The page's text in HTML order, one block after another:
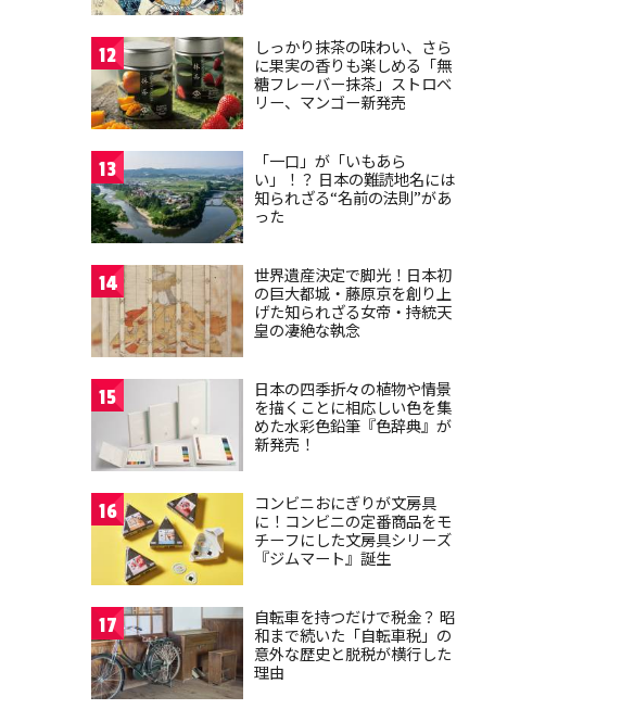
12
しっかり抹茶の味わい、さら
に果実の香りも楽しめる「無
糖フレーバー抹茶」ストロベ
リー、マンゴー新発売
13
「一口」が「いもあら
い」！？ 日本の難読地名には
知られざる“名前の法則”があ
った
14
世界遺産決定で脚光！日本初
の巨大都城・藤原京を創り上
げた知られざる女帝・持統天
皇の凄絶な執念
15
日本の四季折々の植物や情景
を描くことに相応しい色を集
めた水彩色鉛筆『色辞典』が
新発売！
16
コンビニおにぎりが文房具
に！コンビニの定番商品をモ
チーフにした文房具シリーズ
『ジムマート』誕生
17
自転車を持つだけで税金？ 昭
和まで続いた「自転車税」の
意外な歴史と脱税が横行した
理由